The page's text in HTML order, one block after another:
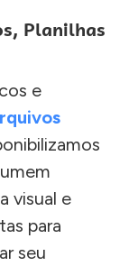
Planilhas
e
visual e
para
seu